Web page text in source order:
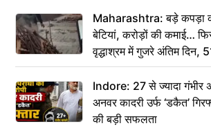
Maharashtra: बड़े कपड़ा
बेटियां, करोड़ों की कमाई…
वृद्धाश्रम में गुजरे अंतिम
कहा– अंतिम संस्कार कर
Indore: 27 से ज्यादा गंभीर
अनवर कादरी उर्फ ‘डकैत’
की बड़ी सफलता